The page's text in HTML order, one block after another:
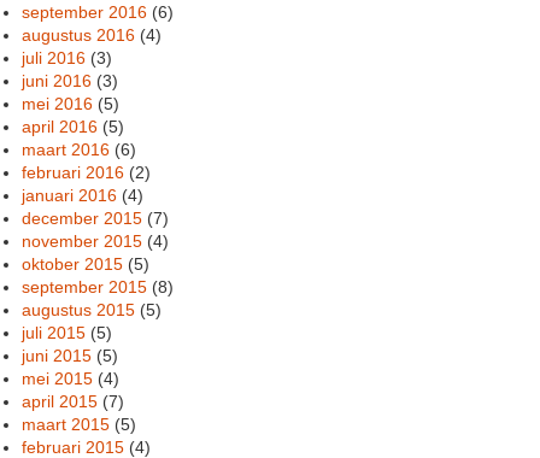
september 2016 (6)
augustus 2016 (4)
juli 2016 (3)
juni 2016 (3)
mei 2016 (5)
april 2016 (5)
maart 2016 (6)
februari 2016 (2)
januari 2016 (4)
december 2015 (7)
november 2015 (4)
oktober 2015 (5)
september 2015 (8)
augustus 2015 (5)
juli 2015 (5)
juni 2015 (5)
mei 2015 (4)
april 2015 (7)
maart 2015 (5)
februari 2015 (4)